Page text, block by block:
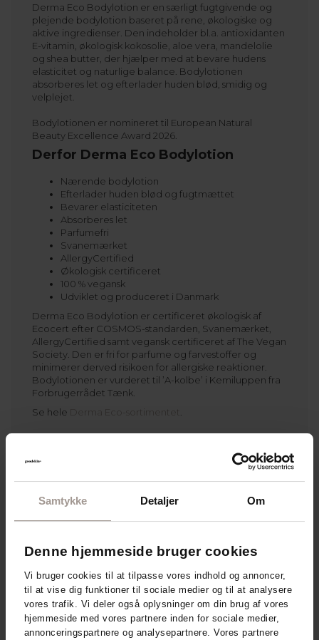
Samtykke Detaljer Om
Denne hjemmeside bruger cookies
Vi bruger cookies til at tilpasse vores indhold og annoncer,
til at vise dig funktioner til sociale medier og til at analysere
vores trafik. Vi deler også oplysninger om din brug af vores
hjemmeside med vores partnere inden for sociale medier,
annonceringspartnere og analysepartnere. Vores partnere
Derma Eco Bodylotion er en særligt fugtgivende og
plejende bodylotion baseret på rene, økologiske og
aktive ingredienser. Den indeholder bl.a. antioxidanten
E-vitamin, økologisk kokosolie, aloe vera, mandelolie
og shea butter, der hjælper med at bevare hudens
elasticitet og naturlige balance. Bodylotionen
absorberes let og efterlader huden blød, smidig og
velplejet.
Bodylotionen er nomineret til European Natural
Beauty Excellence Award 2026.
Derfor Derma Eco Bodylotion
Nærende bodylotion
Efterlader huden blød og fugtmættet
Bevarer elasticiteten
Absorberes let
Parfumefri
Svanemærket
AllergyCertified
Økologisk certificeret
100 % vegansk
Udviklet og produceret i Danmark
Derma Eco Bodylotion er certificeret økologisk af
Ecocert efter COSMOS-standarden, Svanemærket,
AllergyCertified samt vegansk certificeret af The Vegan
Society. Den er fri for parfume og farvestoffer og
minimerer derved risikoen for allergiske reaktioner.
Bodylotionen er vurderet til ’A-kolbe’ i Kemiluppen fra
Forbrugerrådet Tænk.
Se hele
Derma Eco-sortimentet